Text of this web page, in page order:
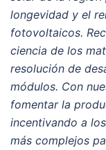
longevidad y el
fotovoltaicos.
ciencia de los
resolución de
módulos. Con
fomentar la
incentivando a
más complejos